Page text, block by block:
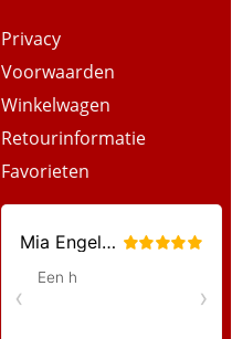
Privacy
Voorwaarden
Winkelwagen
Retourinformatie
Favorieten